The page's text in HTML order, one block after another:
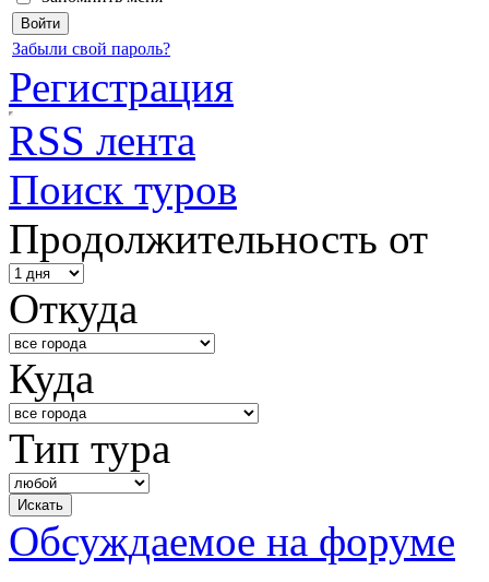
Забыли свой пароль?
Регистрация
RSS лента
Поиск туров
Продолжительность от
Откуда
Куда
Тип тура
Обсуждаемое на форуме